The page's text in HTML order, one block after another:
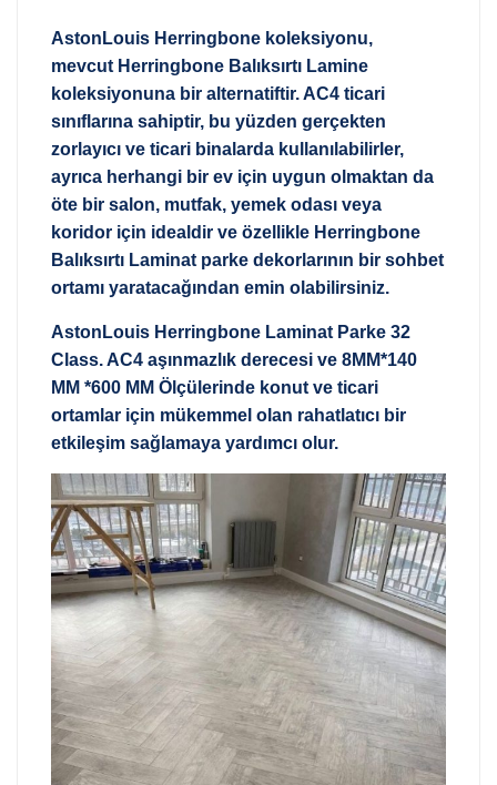
AstonLouis Herringbone koleksiyonu,
mevcut Herringbone Balıksırtı Lamine
koleksiyonuna bir alternatiftir. AC4 ticari
sınıflarına sahiptir, bu yüzden gerçekten
zorlayıcı ve ticari binalarda kullanılabilirler,
ayrıca herhangi bir ev için uygun olmaktan da
öte bir salon, mutfak, yemek odası veya
koridor için idealdir ve özellikle Herringbone
Balıksırtı Laminat parke dekorlarının bir sohbet
ortamı yaratacağından emin olabilirsiniz.
AstonLouis Herringbone Laminat Parke 32
Class. AC4 aşınmazlık derecesi ve 8MM*140
MM *600 MM Ölçülerinde konut ve ticari
ortamlar için mükemmel olan rahatlatıcı bir
etkileşim sağlamaya yardımcı olur.